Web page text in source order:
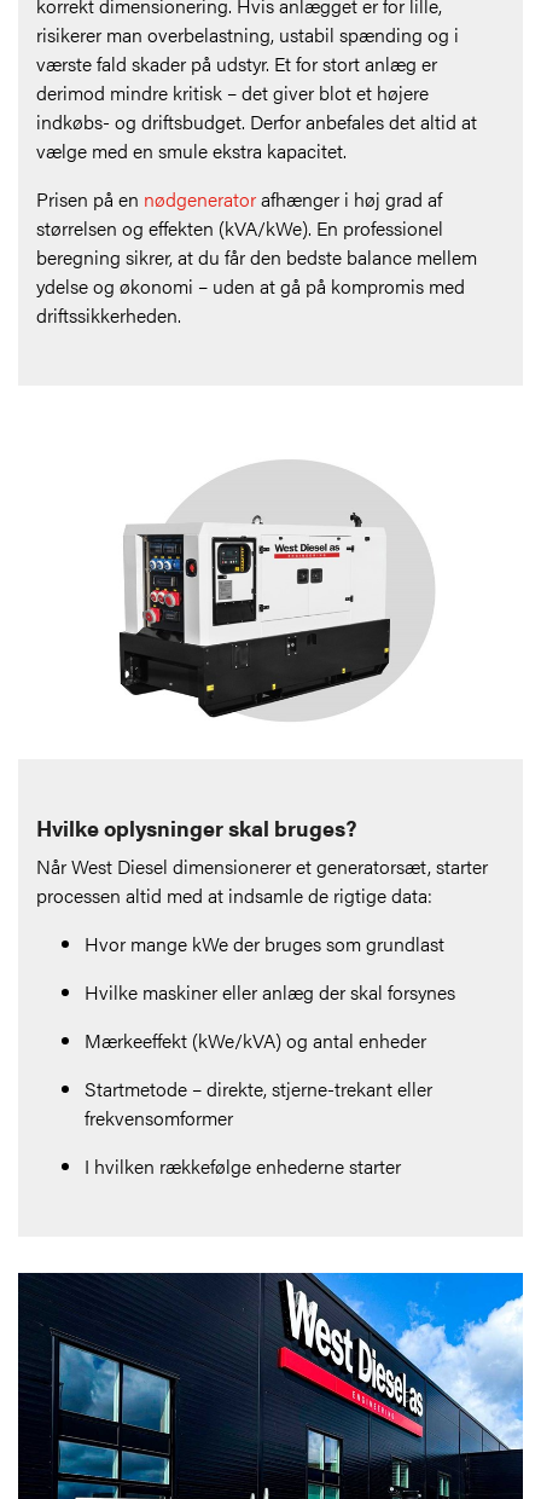
korrekt dimensionering. Hvis anlægget er for lille,
risikerer man overbelastning, ustabil spænding og i
værste fald skader på udstyr. Et for stort anlæg er
derimod mindre kritisk – det giver blot et højere
indkøbs- og driftsbudget. Derfor anbefales det altid at
vælge med en smule ekstra kapacitet.
Prisen på en nødgeneratorafhænger i høj grad af
størrelsen og effekten (kVA/kWe). En professionel
beregning sikrer, at du får den bedste balance mellem
ydelse og økonomi – uden at gå på kompromis med
driftssikkerheden.
Hvilke oplysninger skal bruges?
Når West Diesel dimensionerer et generatorsæt, starter
processen altid med at indsamle de rigtige data:
Hvor mange kWe der bruges som grundlast
Hvilke maskiner eller anlæg der skal forsynes
Mærkeeffekt (kWe/kVA) og antal enheder
Startmetode – direkte, stjerne-trekant eller
frekvensomformer
I hvilken rækkefølge enhederne starter